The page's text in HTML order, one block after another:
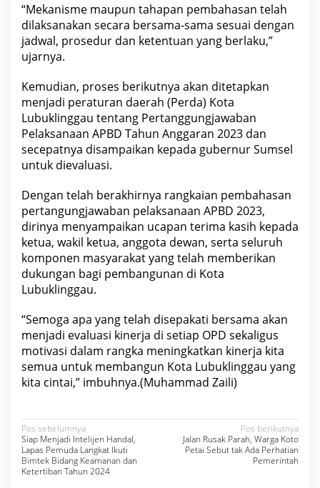
“Mekanisme maupun tahapan pembahasan telah
dilaksanakan secara bersama-sama sesuai dengan
jadwal, prosedur dan ketentuan yang berlaku,”
ujarnya.
Kemudian, proses berikutnya akan ditetapkan
menjadi peraturan daerah (Perda) Kota
Lubuklinggau tentang Pertanggungjawaban
Pelaksanaan APBD Tahun Anggaran 2023 dan
secepatnya disampaikan kepada gubernur Sumsel
untuk dievaluasi.
Dengan telah berakhirnya rangkaian pembahasan
pertangungjawaban pelaksanaan APBD 2023,
dirinya menyampaikan ucapan terima kasih kepada
ketua, wakil ketua, anggota dewan, serta seluruh
komponen masyarakat yang telah memberikan
dukungan bagi pembangunan di Kota
Lubuklinggau.
“Semoga apa yang telah disepakati bersama akan
menjadi evaluasi kinerja di setiap OPD sekaligus
motivasi dalam rangka meningkatkan kinerja kita
semua untuk membangun Kota Lubuklinggau yang
kita cintai,” imbuhnya.(Muhammad Zaili)
N
a
v
Pos sebelumnya
Siap Menjadi Intelijen Handal,
Lapas Pemuda Langkat Ikuti
Bimtek Bidang Keamanan dan
Ketertiban Tahun 2024
Pos berikutnya
Jalan Rusak Parah, Warga Koto
Petai Sebut tak Ada Perhatian
Pemerintah